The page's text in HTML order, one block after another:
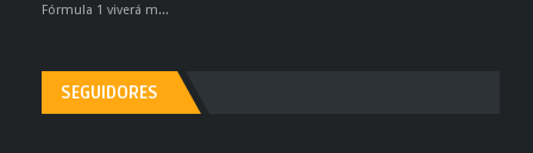
Fórmula 1 viverá m...
SEGUIDORES